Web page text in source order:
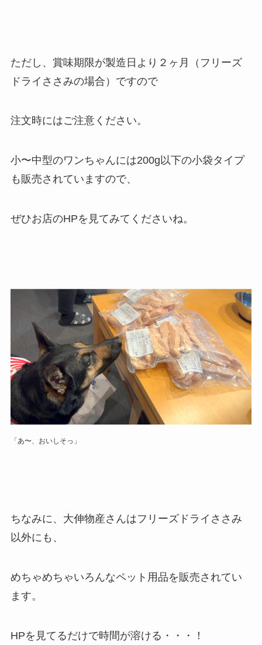
ただし、賞味期限が製造日より２ヶ月（フリーズ
ドライささみの場合）ですので
注文時にはご注意ください。
小〜中型のワンちゃんには200g以下の小袋タイプ
も販売されていますので、
ぜひお店のHPを見てみてくださいね。
「あ〜、おいしそっ」
ちなみに、大伸物産さんはフリーズドライささみ
以外にも、
めちゃめちゃいろんなペット用品を販売されてい
ます。
HPを見てるだけで時間が溶ける・・・！